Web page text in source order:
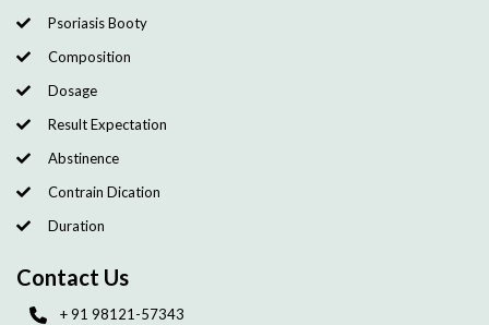
Psoriasis Booty
Composition
Dosage
Result Expectation
Abstinence
Contrain Dication
Duration
Contact Us
+ 91 98121-57343